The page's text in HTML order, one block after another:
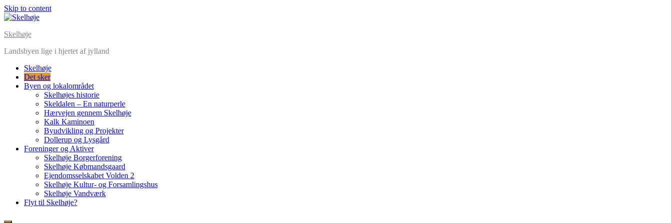
Skip to content
Skelhøje
Landsbyen lige i hjertet af jylland
Skelhøje
Det sker
Byen og lokalområdet
Skelhøjes historie
Skeldalen – En naturperle
Hærvejen gennem Skelhøje
Kalk Kaminoen
Byudvikling og Projekter
Dollerup og Lysgård
Foreninger og Aktiver
Skelhøje Borgerforening
Skelhøje Købmandsgaard
Ejendomsselskabet Volden 2
Skelhøje Kultur- og Forsamlingshus
Skelhøje Vandværk
Flyt til Skelhøje?